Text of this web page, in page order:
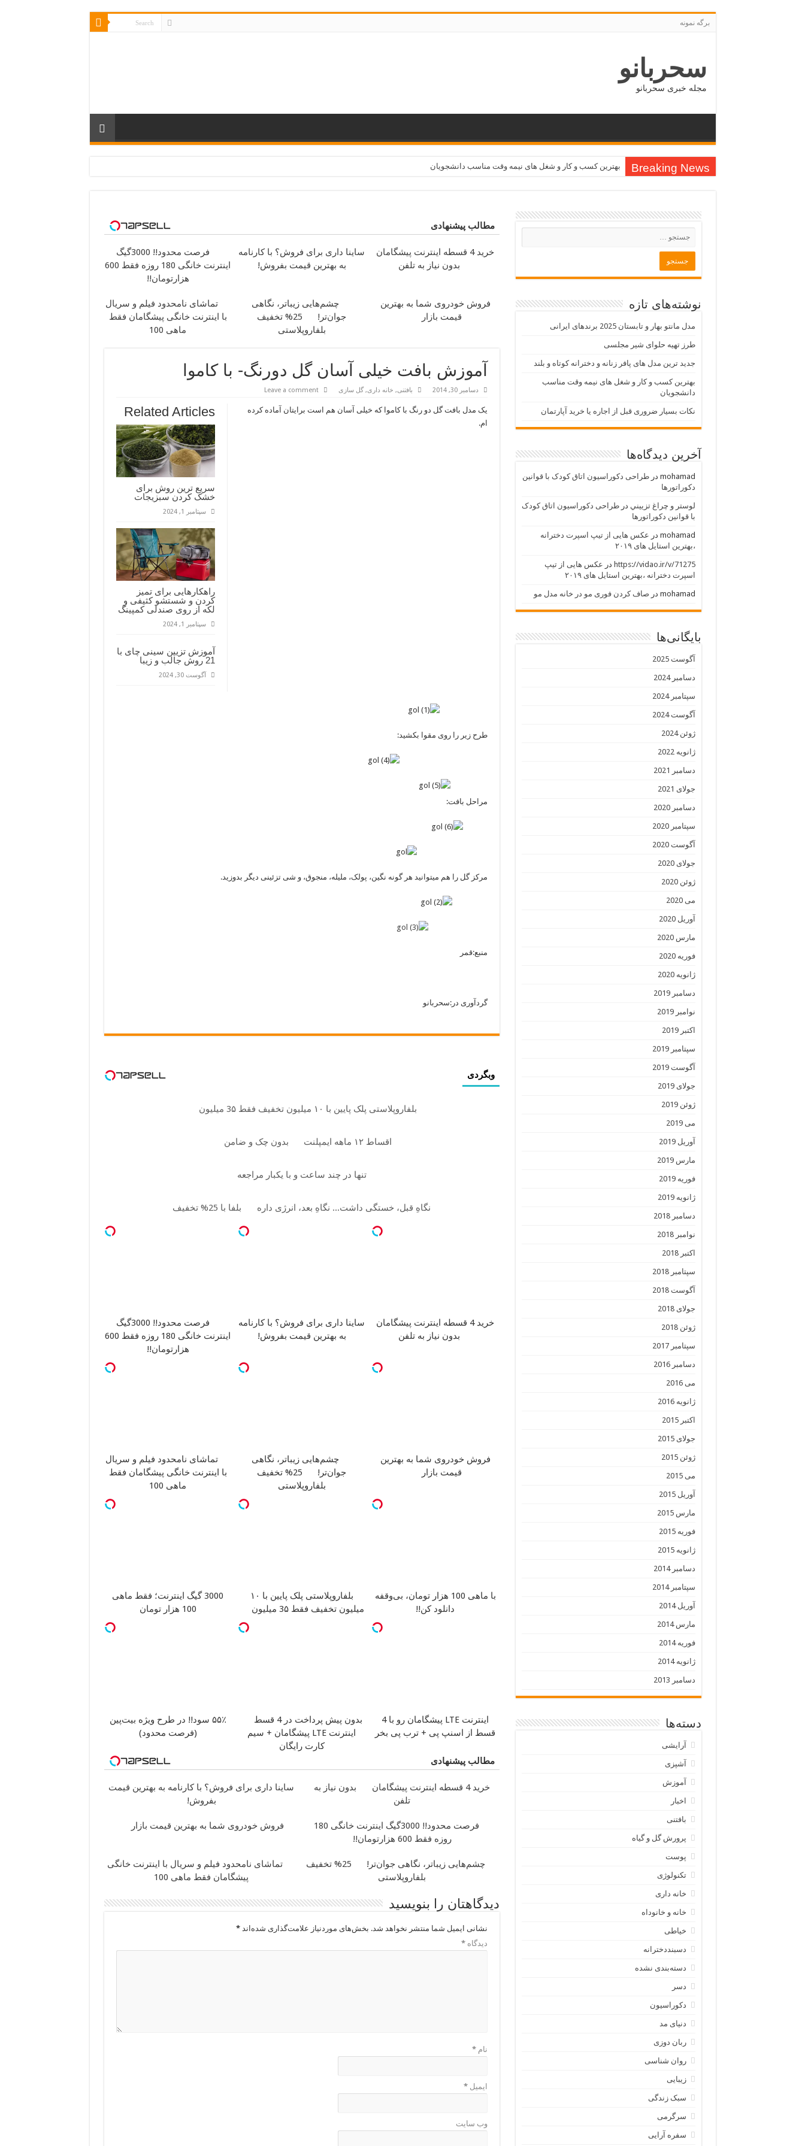
برگه نمونه
سحربانو
مجله خبری سحربانو
Breaking News بهترین کسب و کار و شغل های نیمه وقت مناسب دانشجویان
مطالب پیشنهادی
خرید 4 قسطه اینترنت پیشگامان
بدون نیاز به تلفن
ساینا داری برای فروش؟ با کارنامه
به بهترین قیمت بفروش!
فرصت محدود!! 3000گیگ
اینترنت خانگی 180 روزه فقط 600
هزارتومان!!
فروش خودروی شما به بهترین
قیمت بازار
چشم‌هایی زیباتر، نگاهی
جوان‌تر!
25% تخفیف
بلفاروپلاستی
تماشای نامحدود فیلم و سریال
با اینترنت خانگی پیشگامان فقط
ماهی 100
آموزش بافت خیلی آسان گل دورنگ- با کاموا
دسامبر 30, 2014 بافتنی, خانه داری,گل سازی Leave a comment
Related Articles
سریع ترین روش برای
خشک کردن سبزیجات
سپتامبر 1, 2024
راهکارهایی برای تمیز
کردن و شستشو کثیفی و
لکه از روی صندلی کمپینگ
سپتامبر 1, 2024
آموزش تزیین سینی چای با
21 روش جالب و زیبا
آگوست 30, 2024
یک مدل بافت گل دو رنگ با کاموا که خیلی آسان هم است برایتان آماده کرده
ام.
طرح زیر را روی مقوا بکشید:
مراحل بافت:
مرکز گل را هم میتوانید هر گونه نگین، پولک، ملیله، منجوق، و شی تزئینی دیگر بدوزید.
منبع:قمر
گردآوری در:سحربانو
وبگردی
بلفاروپلاستی پلک پایین با ۱۰ میلیون تخفیف فقط 3۵ میلیون
اقساط ۱۲ ماهه ایمپلنت بدون چک و ضامن
تنها در چند ساعت و با یکبار مراجعه
نگاهِ قبل، خستگی داشت... نگاهِ بعد، انرژی داره بلفا با 25% تخفیف
خرید 4 قسطه اینترنت پیشگامان
بدون نیاز به تلفن
ساینا داری برای فروش؟ با کارنامه
به بهترین قیمت بفروش!
فرصت محدود!! 3000گیگ
اینترنت خانگی 180 روزه فقط 600
هزارتومان!!
فروش خودروی شما به بهترین
قیمت بازار
چشم‌هایی زیباتر، نگاهی
جوان‌تر!
25% تخفیف
بلفاروپلاستی
تماشای نامحدود فیلم و سریال
با اینترنت خانگی پیشگامان فقط
ماهی 100
با ماهی 100 هزار تومان، بی‌وقفه
دانلود کن!!
بلفاروپلاستی پلک پایین با ۱۰
میلیون تخفیف فقط 3۵ میلیون
3000 گیگ اینترنت؛ فقط ماهی
100 هزار تومان
اینترنت LTE پیشگامان رو با 4
قسط از اسنپ پی + ترب پی بخر
بدون پیش پرداخت در 4 قسط
اینترنت LTE پیشگامان + سیم
کارت رایگان
۵۵٪ سود!! در طرح ویژه بیت‌پین
(فرصت محدود)
مطالب پیشنهادی
خرید 4 قسطه اینترنت پیشگامان
بدون نیاز به
تلفن
ساینا داری برای فروش؟ با کارنامه به بهترین قیمت
بفروش!
فرصت محدود!! 3000گیگ اینترنت خانگی 180
روزه فقط 600 هزارتومان!!
فروش خودروی شما به بهترین قیمت بازار
چشم‌هایی زیباتر، نگاهی جوان‌تر!
25% تخفیف
بلفاروپلاستی
تماشای نامحدود فیلم و سریال با اینترنت خانگی
پیشگامان فقط ماهی 100
دیدگاهتان را بنویسید
نشانی ایمیل شما منتشر نخواهد شد. بخش‌های موردنیاز علامت‌گذاری شده‌اند*
دیدگاه*
نام*
ایمیل*
وب‌ سایت
نوشته‌های تازه
مدل مانتو بهار و تابستان 2025 برندهای ایرانی
طرز تهیه حلوای شیر مجلسی
جدید ترین مدل های پافر زنانه و دخترانه کوتاه و بلند
بهترین کسب و کار و شغل های نیمه وقت مناسب
دانشجویان
نکات بسیار ضروری قبل از اجاره یا خرید آپارتمان
آخرین دیدگاه‌ها
mohamad درطراحی دکوراسیون اتاق کودک با قوانین
دکوراتورها
لوستر و چراغ تزييني درطراحی دکوراسیون اتاق کودک
با قوانین دکوراتورها
mohamad در عکس هایی از تیپ اسپرت دخترانه
،بهترین استایل های ۲۰۱۹
https://vidao.ir/v/71275 در عکس هایی از تیپ
اسپرت دخترانه ،بهترین استایل های ۲۰۱۹
mohamad در صاف کردن فوری مو در خانه مدل مو
بایگانی‌ها
آگوست 2025
دسامبر 2024
سپتامبر 2024
آگوست 2024
ژوئن 2024
ژانویه 2022
دسامبر 2021
جولای 2021
دسامبر 2020
سپتامبر 2020
آگوست 2020
جولای 2020
ژوئن 2020
می 2020
آوریل 2020
مارس 2020
فوریه 2020
ژانویه 2020
دسامبر 2019
نوامبر 2019
اکتبر 2019
سپتامبر 2019
آگوست 2019
جولای 2019
ژوئن 2019
می 2019
آوریل 2019
مارس 2019
فوریه 2019
ژانویه 2019
دسامبر 2018
نوامبر 2018
اکتبر 2018
سپتامبر 2018
آگوست 2018
جولای 2018
ژوئن 2018
سپتامبر 2017
دسامبر 2016
می 2016
ژانویه 2016
اکتبر 2015
جولای 2015
ژوئن 2015
می 2015
آوریل 2015
مارس 2015
فوریه 2015
ژانویه 2015
دسامبر 2014
سپتامبر 2014
آوریل 2014
مارس 2014
فوریه 2014
ژانویه 2014
دسامبر 2013
دسته‌ها
آرایشی
آشپزی
آموزش
اخبار
بافتنی
پرورش گل و گیاه
پوست
تکنولوژی
خانه داری
خانه و خانوداه
خیاطی
دسبنددخترانه
دسته‌بندی نشده
دسر
دکوراسیون
دنیای مد
ربان دوزی
روان شناسی
زیبایی
سبک زندگی
سرگرمی
سفره آرایی